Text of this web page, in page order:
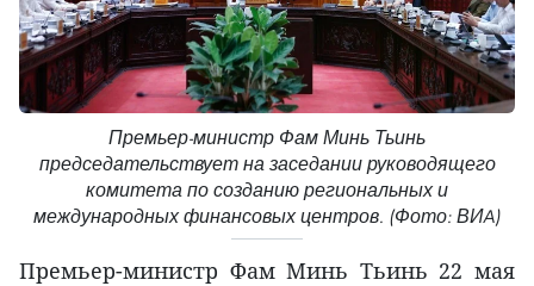
Премьер-министр Фам Минь Тьинь
председательствует на заседании руководящего
комитета по созданию региональных и
международных финансовых центров. (Фото: ВИA)
Премьер-министр Фам Минь Тьинь 22 мая